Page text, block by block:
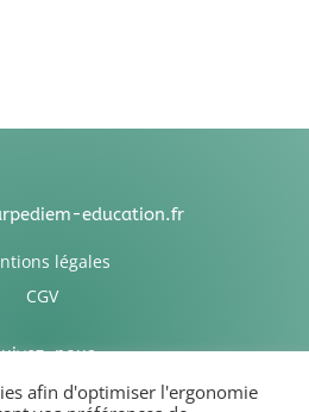
education.fr
légales
CGV
nous
afin d'optimiser l'ergonomie